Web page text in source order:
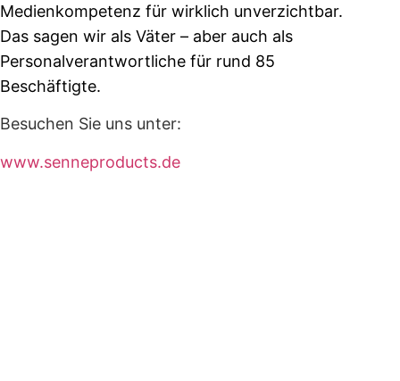
Medienkompetenz für wirklich unverzichtbar.
Das sagen wir als Väter – aber auch als
Personalverantwortliche für rund 85
Beschäftigte.
Besuchen Sie uns unter:
www.senneproducts.de